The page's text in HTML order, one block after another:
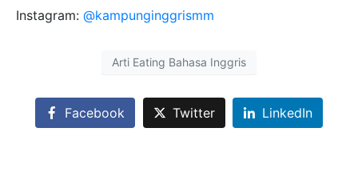
Instagram: @kampunginggrismm
Arti Eating Bahasa Inggris
Facebook Twitter LinkedIn